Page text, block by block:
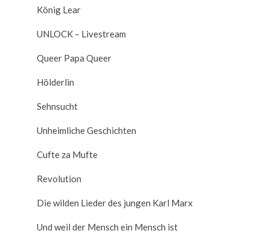
König Lear
UNLOCK – Livestream
Queer Papa Queer
Hölderlin
Sehnsucht
Unheimliche Geschichten
Cufte za Mufte
Revolution
Die wilden Lieder des jungen Karl Marx
Und weil der Mensch ein Mensch ist